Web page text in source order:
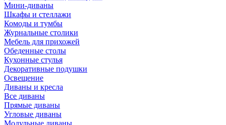
Мини-диваны
Шкафы и стеллажи
Комоды и тумбы
Журнальные столики
Мебель для прихожей
Обеденные столы
Кухонные стулья
Декоративные подушки
Освещение
Диваны и кресла
Все диваны
Прямые диваны
Угловые диваны
Модульные диваны